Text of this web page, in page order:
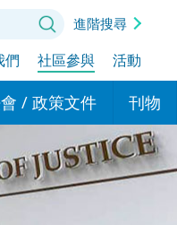
進階搜尋
們 社區參與 活動
/ 政策文件
政策措施
件
刊物
基本